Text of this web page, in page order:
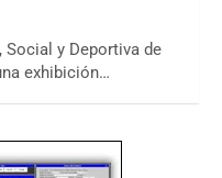
y Deportiva de
exhibición…